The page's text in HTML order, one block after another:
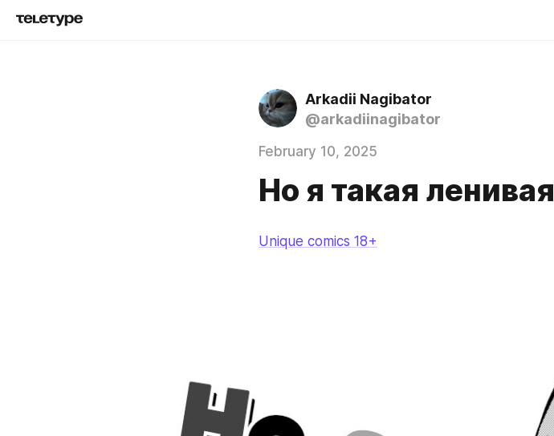
Arkadii Nagibator
@arkadiinagibator
February 10, 2025
Но я такая ленивая
Unique comics 18+